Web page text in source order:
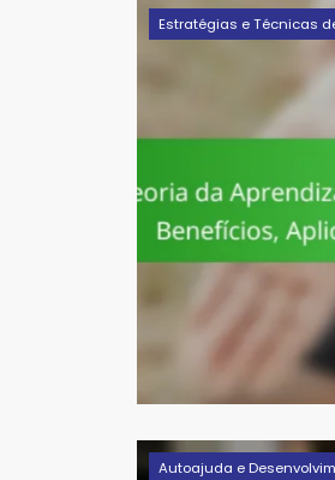
Estratégias e Técnicas
Autoajuda e